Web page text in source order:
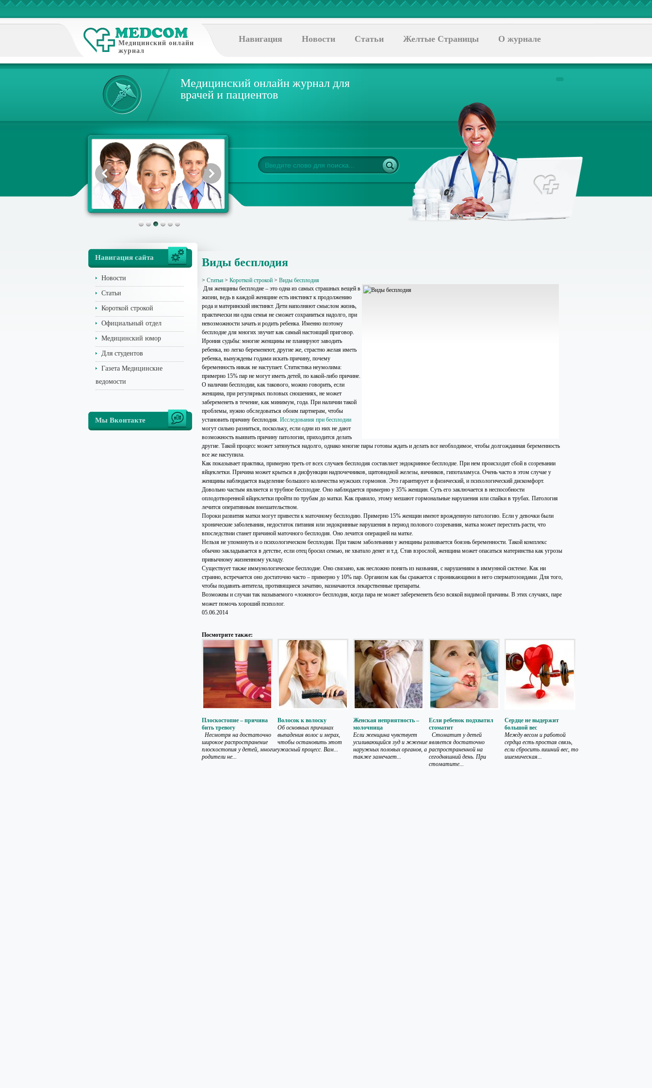
Медицинский онлайн
журнал
Навигация Новости Статьи Желтые Страницы О журнале
Медицинский онлайн журнал для
врачей и пациентов
Навигация сайта
Новости
Статьи
Короткой строкой
Официальный отдел
Медицинский юмор
Для студентов
Газета Медицинские
ведомости
Мы Вконтакте
Виды бесплодия
> Статьи > Короткой строкой > Виды бесплодия
Для женщины бесплодие – это одна из самых страшных вещей в
жизни, ведь в каждой женщине есть инстинкт к продолжению
рода и материнский инстинкт. Дети наполняют смыслом жизнь,
практически ни одна семья не сможет сохраниться надолго, при
невозможности зачать и родить ребенка. Именно поэтому
бесплодие для многих звучит как самый настоящий приговор.
Ирония судьбы: многие женщины не планируют заводить
ребенка, но легко беременеют, другие же, страстно желая иметь
ребенка, вынуждены годами искать причину, почему
беременность никак не наступает. Статистика неумолима:
примерно 15% пар не могут иметь детей, по какой-либо причине.
О наличии бесплодии, как такового, можно говорить, если
женщина, при регулярных половых сношениях, не может
забеременеть в течение, как минимум, года. При наличии такой
проблемы, нужно обследоваться обоим партнерам, чтобы
установить причину бесплодия. Исследования при бесплодии
могут сильно разниться, поскольку, если одни из них не дают
возможность выявить причину патологии, приходится делать
другие. Такой процесс может затянуться надолго, однако многие пары готовы ждать и делать все необходимое, чтобы долгожданная беременность
все же наступила.
Как показывает практика, примерно треть от всех случаев бесплодия составляет эндокринное бесплодие. При нем происходит сбой в созревании
яйцеклетки. Причина может крыться в дисфункции надпочечников, щитовидной железы, яичников, гипоталамуса. Очень часто в этом случае у
женщины наблюдается выделение большого количества мужских гормонов. Это гарантирует и физический, и психологический дискомфорт.
Довольно частым является и трубное бесплодие. Оно наблюдается примерно у 35% женщин. Суть его заключается в неспособности
оплодотворенной яйцеклетки пройти по трубам до матки. Как правило, этому мешают гормональные нарушения или спайки в трубах. Патология
лечится оперативным вмешательством.
Пороки развития матки могут привести к маточному бесплодию. Примерно 15% женщин имеют врожденную патологию. Если у девочки были
хронические заболевания, недостаток питания или эндокринные нарушения в период полового созревания, матка может перестать расти, что
впоследствии станет причиной маточного бесплодия. Оно лечится операцией на матке.
Нельзя не упомянуть и о психологическом бесплодии. При таком заболевании у женщины развивается боязнь беременности. Такой комплекс
обычно закладывается в детстве, если отец бросил семью, не хватало денег и т.д. Став взрослой, женщина может опасаться материнства как угрозы
привычному жизненному укладу.
Существует также иммунологическое бесплодие. Оно связано, как несложно понять из названия, с нарушениям в иммунной системе. Как ни
странно, встречается оно достаточно часто – примерно у 10% пар. Организм как бы сражается с проникающими в него сперматозоидами. Для того,
чтобы подавить антитела, противящиеся зачатию, назначаются лекарственные препараты.
Возможны и случаи так называемого «ложного» бесплодия, когда пара не может забеременеть безо всякой видимой причины. В этих случаях, паре
может помочь хороший психолог.
05.06.2014
Посмотрите также:
Плоскостопие – причина
бить тревогу
Несмотря на достаточно
широкое распространение
плоскостопия у детей, многие
родители не...
Волосок к волоску
Об основных причинах
выпадения волос и мерах,
чтобы остановить этот
ужасный процесс. Вам...
Женская неприятность –
молочница
Если женщина чувствует
усиливающийся зуд и жжение
наружных половых органов, а
также замечает...
Если ребенок подхватил
стоматит
Стоматит у детей
является достаточно
распространенной на
сегодняшний день. При
стоматите...
Сердце не выдержит
большой вес
Между весом и работой
сердца есть простая связь,
если сбросить лишний вес, то
ишемическая...